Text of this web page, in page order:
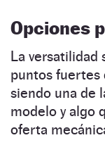
Opciones
La versatilidad
puntos fuertes
siendo una de
modelo y algo
oferta